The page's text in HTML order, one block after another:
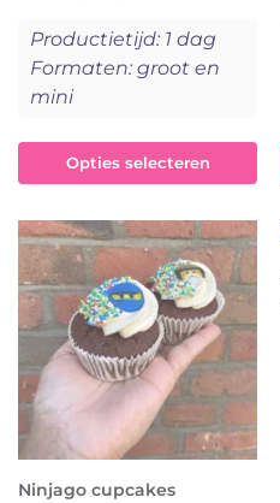
Productietijd: 1 dag
Formaten: groot en
mini
Opties selecteren
Ninjago cupcakes